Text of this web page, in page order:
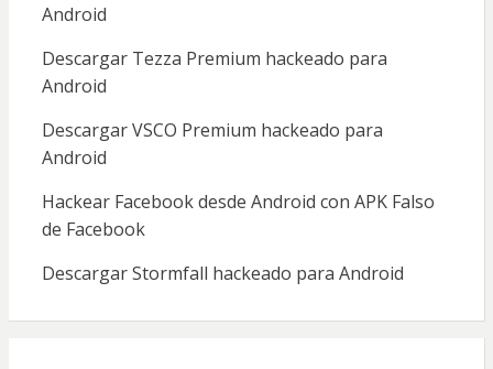
Android
Descargar Tezza Premium hackeado para
Android
Descargar VSCO Premium hackeado para
Android
Hackear Facebook desde Android con APK Falso
de Facebook
Descargar Stormfall hackeado para Android